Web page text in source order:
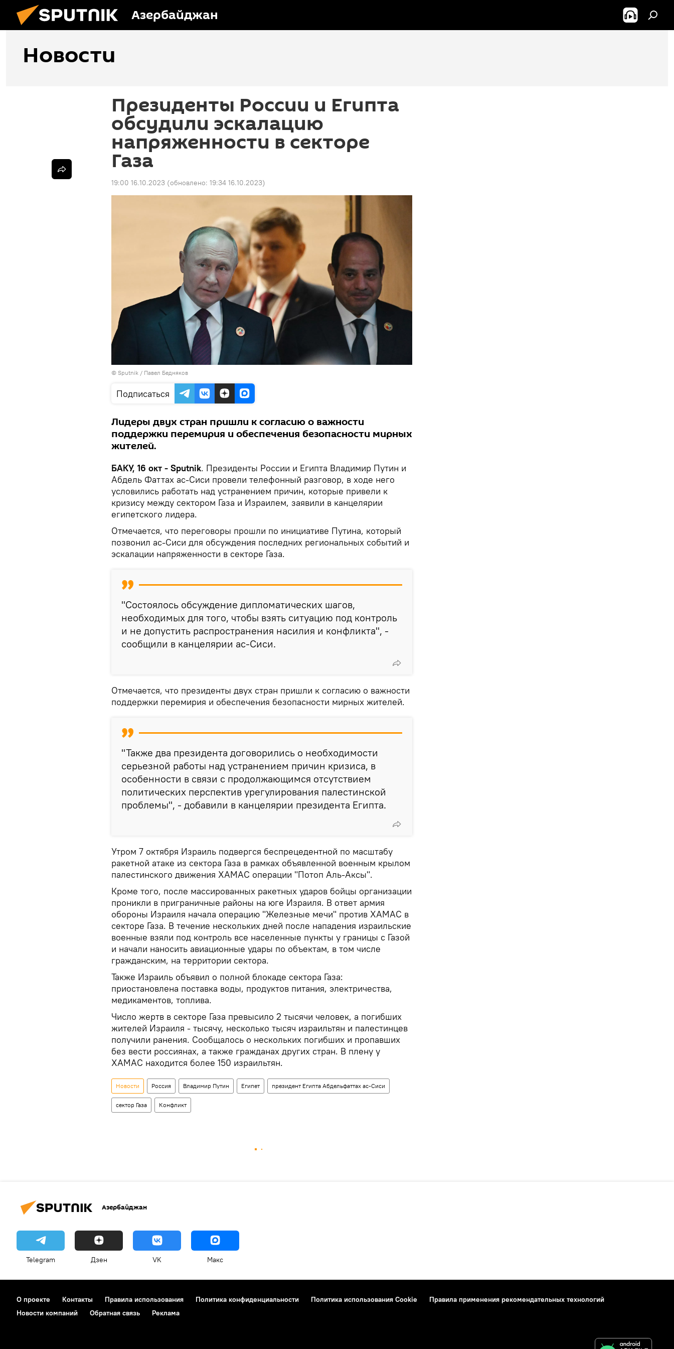
Азербайджан
Новости
Президенты России и Египта
обсудили эскалацию
напряженности в секторе
Газа
19:00 16.10.2023 (обновлено: 19:34 16.10.2023)
© Sputnik / Павел Бедняков
Подписаться
Лидеры двух стран пришли к согласию о важности
поддержки перемирия и обеспечения безопасности мирных
жителей.
БАКУ, 16 окт - Sputnik. Президенты России и Египта Владимир Путин и
Абдель Фаттах ас-Сиси провели телефонный разговор, в ходе него
условились работать над устранением причин, которые привели к
кризису между сектором Газа и Израилем, заявили в канцелярии
египетского лидера.
Отмечается, что переговоры прошли по инициативе Путина, который
позвонил ас-Сиси для обсуждения последних региональных событий и
эскалации напряженности в секторе Газа.
"Состоялось обсуждение дипломатических шагов,
необходимых для того, чтобы взять ситуацию под контроль
и не допустить распространения насилия и конфликта", -
сообщили в канцелярии ас-Сиси.
Отмечается, что президенты двух стран пришли к согласию о важности
поддержки перемирия и обеспечения безопасности мирных жителей.
"Также два президента договорились о необходимости
серьезной работы над устранением причин кризиса, в
особенности в связи с продолжающимся отсутствием
политических перспектив урегулирования палестинской
проблемы", - добавили в канцелярии президента Египта.
Утром 7 октября Израиль подвергся беспрецедентной по масштабу
ракетной атаке из сектора Газа в рамках объявленной военным крылом
палестинского движения ХАМАС операции "Потоп Аль-Аксы".
Кроме того, после массированных ракетных ударов бойцы организации
проникли в приграничные районы на юге Израиля. В ответ армия
обороны Израиля начала операцию "Железные мечи" против ХАМАС в
секторе Газа. В течение нескольких дней после нападения израильские
военные взяли под контроль все населенные пункты у границы с Газой
и начали наносить авиационные удары по объектам, в том числе
гражданским, на территории сектора.
Также Израиль объявил о полной блокаде сектора Газа:
приостановлена поставка воды, продуктов питания, электричества,
медикаментов, топлива.
Число жертв в секторе Газа превысило 2 тысячи человек, а погибших
жителей Израиля - тысячу, несколько тысяч израильтян и палестинцев
получили ранения. Сообщалось о нескольких погибших и пропавших
без вести россиянах, а также гражданах других стран. В плену у
ХАМАС находится более 150 израильтян.
Новости Россия Владимир Путин Египет президент Египта Абдельфаттах ас-Сиси
сектор Газа Конфликт
Азербайджан
Telegram Дзен VK Макс
О проекте Контакты Правила использования Политика конфиденциальности Политика использования Cookie
Правила применения рекомендательных технологий
Новости компаний
Обратная связь Реклама